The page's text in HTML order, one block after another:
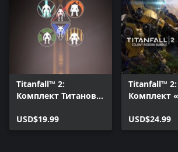
Titanfall™ 2:
Комплект Титанов
USD$19.99
Titanfall™ 2:
Комплект
USD$24.99